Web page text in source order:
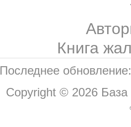
Книга
Последнее
Copyright © 2026 База